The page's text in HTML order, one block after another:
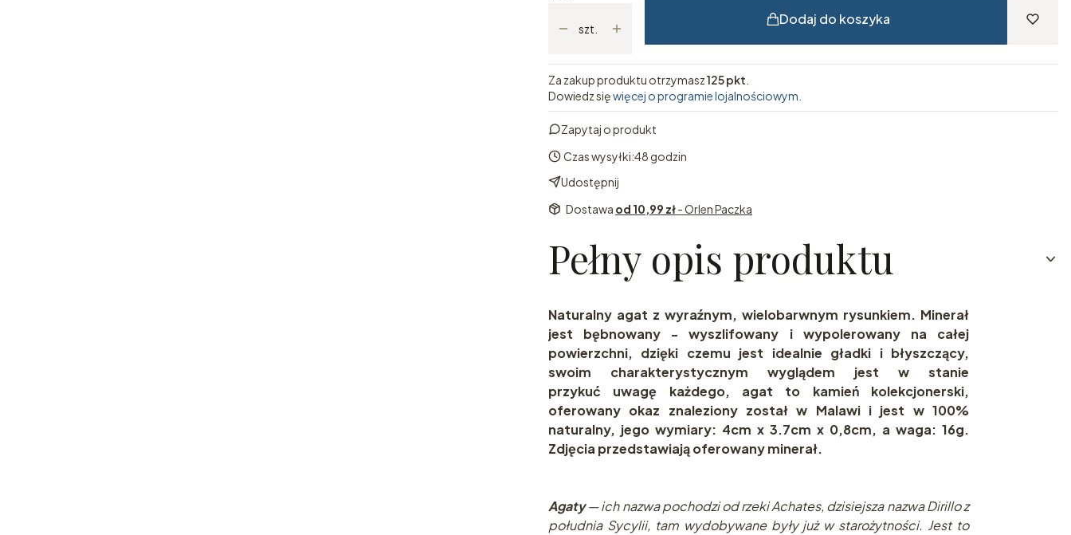
szt.
Dodaj do koszyka
Za zakup produktu otrzymasz125 pkt
Dowiedz sięwięcej o programie lojalnościowym.
Zapytaj o produkt
Czas wysyłki:48 godzin
Udostępnij
Dostawa od 10,99 zł- Orlen Paczka
Pełny opis produktu
Naturalny agat z wyraźnym, wielobarwnym rysunkiem. Minerał
jest bębnowany - wyszlifowany i wypolerowany na całej
powierzchni, dzięki czemu jest idealnie gładki i błyszczący,
swoim charakterystycznym wyglądem jest w stanie
przykuć uwagę każdego, agat to kamień kolekcjonerski,
oferowany okaz znaleziony został w Malawi i jest w 100%
naturalny, jego wymiary: 4cm x 3.7cm x 0,8cm, a waga: 16g.
Zdjęcia przedstawiają oferowany minerał.
Agaty— ich nazwa pochodzi od rzeki Achates, dzisiejsza nazwa Dirillo z
południa Sycylii, tam wydobywane były już w starożytności. Jest to